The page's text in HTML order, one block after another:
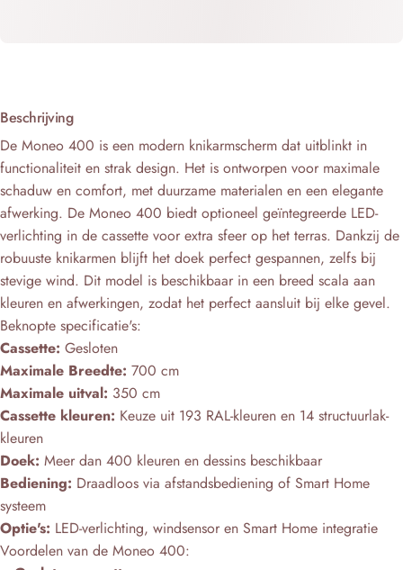
Beschrijving
De Moneo 400 is een modern knikarmscherm dat uitblinkt in
functionaliteit en strak design. Het is ontworpen voor maximale
schaduw en comfort, met duurzame materialen en een elegante
afwerking. De Moneo 400 biedt optioneel geïntegreerde LED-
verlichting in de cassette voor extra sfeer op het terras. Dankzij de
robuuste knikarmen blijft het doek perfect gespannen, zelfs bij
stevige wind. Dit model is beschikbaar in een breed scala aan
kleuren en afwerkingen, zodat het perfect aansluit bij elke gevel.
Beknopte specificatie's:
Cassette: Gesloten
Maximale Breedte: 700 cm
Maximale uitval: 350 cm
Cassette kleuren: Keuze uit 193 RAL-kleuren en 14 structuurlak-
kleuren
Doek: Meer dan 400 kleuren en dessins beschikbaar
Bediening: Draadloos via afstandsbediening of Smart Home
systeem
Optie's: LED-verlichting, windsensor en Smart Home integratie
Voordelen van de Moneo 400: